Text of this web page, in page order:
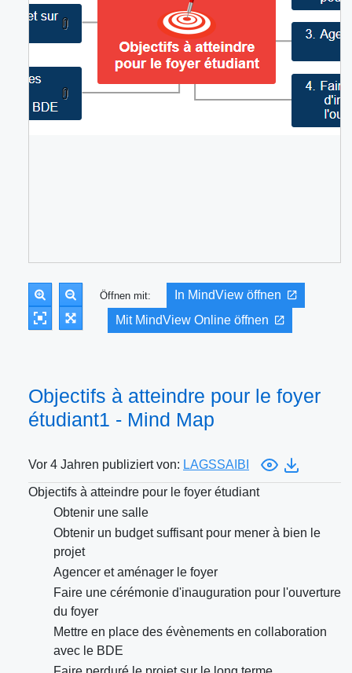
Öffnen mit:
In MindView öffnen
Mit MindView Online öffnen
Objectifs à atteindre pour le foyer
étudiant1 - Mind Map
Vor 4 Jahren publiziert von: LAGSSAIBI
Objectifs à atteindre pour le foyer étudiant
Obtenir une salle
Obtenir un budget suffisant pour mener à bien le
projet
Agencer et aménager le foyer
Faire une cérémonie d'inauguration pour l'ouverture
du foyer
Mettre en place des évènements en collaboration
avec le BDE